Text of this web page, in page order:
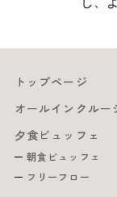
トップページ
オールインクルー
夕食ビュッフェ
朝食ビュッフェ
フリーフロー